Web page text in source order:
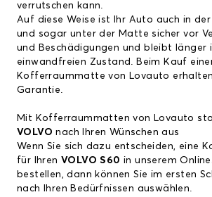
verrutschen kann.
Auf diese Weise ist Ihr Auto auch in
und sogar unter der Matte sicher vor
und Beschädigungen und bleibt länger
einwandfreien Zustand. Beim Kauf
Kofferraummatte von Lovauto erhalten
Garantie.
Mit Kofferraummatten von Lovauto
VOLVO nach Ihren Wünschen aus
Wenn Sie sich dazu entscheiden, eine
für Ihren VOLVO S60 in unserem
bestellen, dann können Sie im ersten
nach Ihren Bedürfnissen auswählen.